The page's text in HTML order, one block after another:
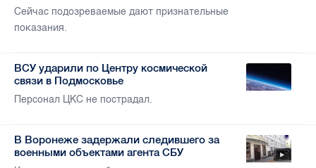
Сейчас подозреваемые дают признательные
показания.
ВСУ ударили по Центру космической
связи в Подмосковье
Персонал ЦКС не пострадал.
В Воронеже задержали следившего за
военными объектами агента СБУ